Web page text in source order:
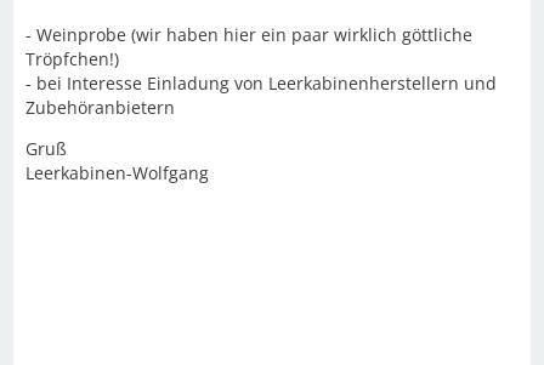
- Weinprobe (wir haben hier ein paar wirklich göttliche
Tröpfchen!)
- bei Interesse Einladung von Leerkabinenherstellern und
Zubehöranbietern
Gruß
Leerkabinen-Wolfgang